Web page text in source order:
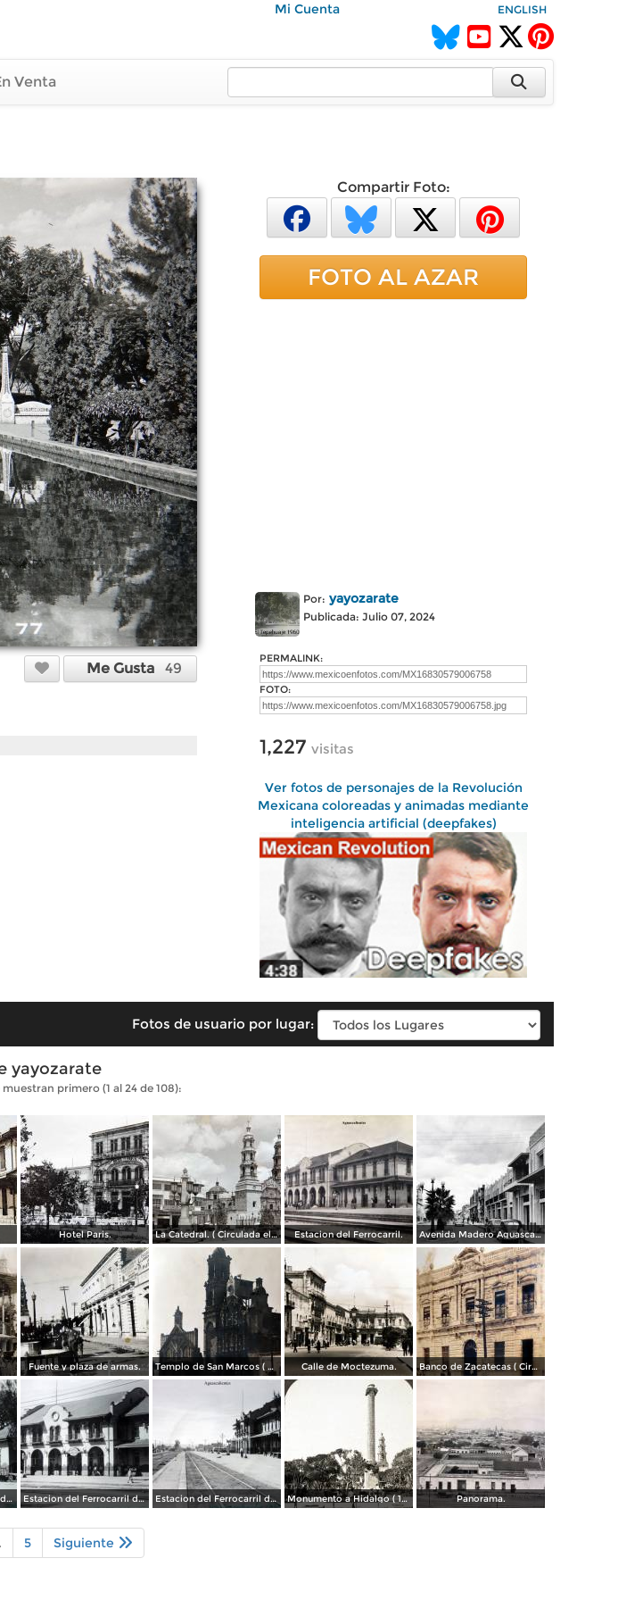
Mi Cuenta ENGLISH
Venta
Me Gusta 49
Compartir Foto:
FOTO AL AZAR
Por: yayozarate
Publicada: Julio 07, 2024
PERMALINK:
FOTO:
1,227 visitas
Ver fotos de personajes de la Revolución
Mexicana coloreadas y animadas mediante
inteligencia artificial (deepfakes)
Fotos de usuario por lugar:
yayozarate
primero (1 al 24 de 108):
Hotel Paris. La Catedral. ( Circulada el 11 de Diciembre de 1950 ). Estacion del Ferrocarril. Avenida Madero Aguascalientes.
Fuente y plaza de armas. Templo de San Marcos ( Circulada el 8 de Abril de 1949 ). Calle de Moctezuma. Banco de Zacatecas ( Circulada el 6 de Febrero de 1920 ).
Estacion del Ferrocarril de Aguascalientes. ( Circulada el 15 de Abril de 1949 ). Estacion del Ferrocarril de Aguascalientes. ( Circulada el 15 de Abril de 1949 ). Estacion del Ferrocarril de Aguascalientes. ( Circulada el 15 de Abril de 1949 ). Monumento a Hidalgo ( 1905 ). Panorama.
5 Siguiente